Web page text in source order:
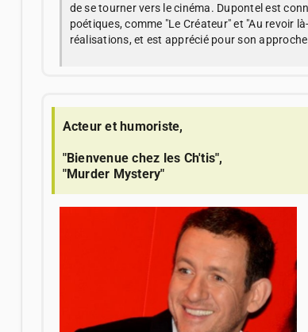
de se tourner vers le cinéma. Dupontel est
poétiques, comme "Le Créateur" et "Au revoir
réalisations, et est apprécié pour son
Acteur et humoriste,
"Bienvenue chez les Ch'tis",
"Murder Mystery"